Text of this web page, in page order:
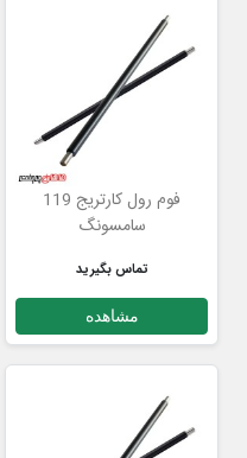
فوم رول کارتریج 119
سامسونگ
تماس بگیرید
مشاهده